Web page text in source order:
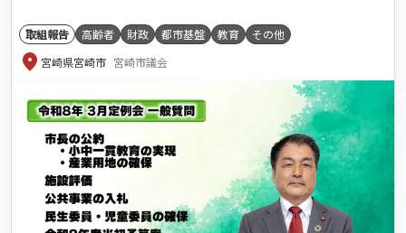
取組報告 高齢者 財政 都市基盤 教育 その他
location_on 宮崎県宮崎市 宮崎市議会